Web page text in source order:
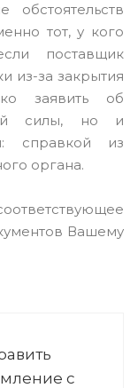
обстоятельств
тот, у кого
поставщик
из-за закрытия
заявить об
силы, но и
справкой из
органа.
Вашему
с